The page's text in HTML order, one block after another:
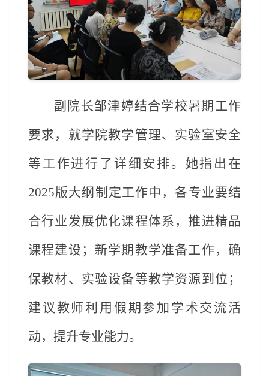
副院长邹津婷结合学校暑期工作
要求，就学院教学管理、实验室安全
等工作进行了详细安排。她指出 在
2025版大纲制定工作中，各专业要结
合行业发展优化课程体系，推进精品
课程建设；新学期教学准备工作，确
保教材、实验设备等教学资源到位；
建议教师利用假期参加学术交流活
动，提升专业能力。